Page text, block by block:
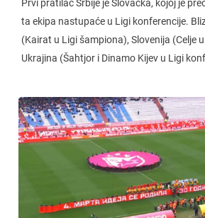
Prvi pratilac Srbije je Slovačka, kojoj je
ta ekipa nastupaće u Ligi konferencije.
(Kairat u Ligi šampiona), Slovenija (Celje
Ukrajina (Šahtjor i Dinamo Kijev u Ligi